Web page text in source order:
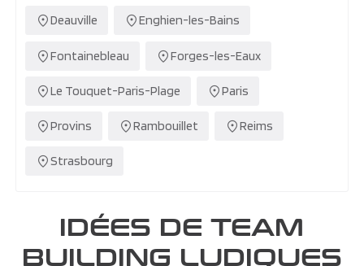
Deauville Enghien-les-Bains
Fontainebleau Forges-les-Eaux
Le Touquet-Paris-Plage Paris
Provins Rambouillet Reims
Strasbourg
IDÉES DE TEAM
BUILDING LUDIQUES